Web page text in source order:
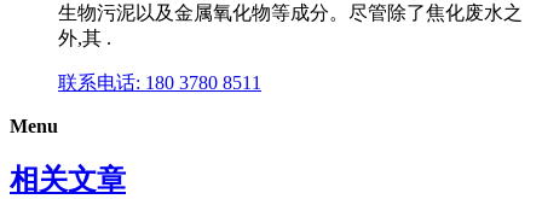
生物污泥以及金属氧化物等成分。尽管除了焦化废水之
外,其 .
联系电话: 180 3780 8511
Menu
相关文章